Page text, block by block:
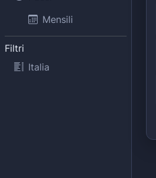
Mensili
Filtri
Italia